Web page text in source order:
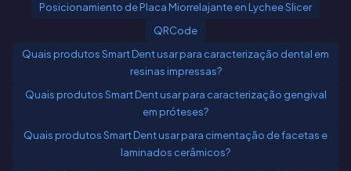
Posicionamiento de Placa Miorrelajante en Lychee Slicer
QRCode
Quais produtos Smart Dent usar para caracterização dental em
resinas impressas?
Quais produtos Smart Dent usar para caracterização gengival
em próteses?
Quais produtos Smart Dent usar para cimentação de facetas e
laminados cerâmicos?